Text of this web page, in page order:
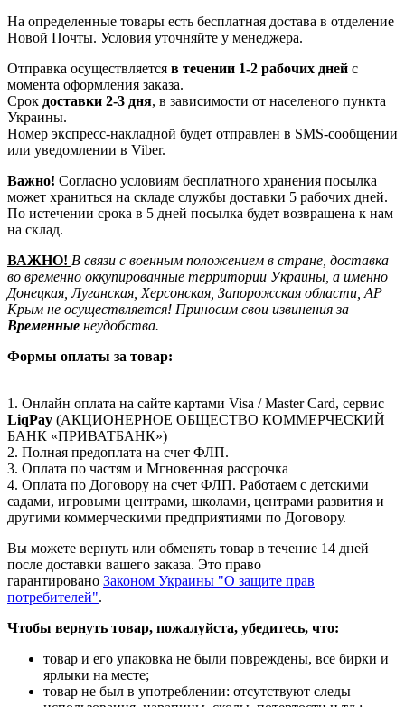
На определенные товары есть бесплатная достава в отделение
Новой Почты. Условия уточняйте у менеджера.
Отправка осуществляется в течении 1-2 рабочих дней с
момента оформления заказа.
Срок доставки 2-3 дня, в зависимости от населеного пункта
Украины.
Номер экспресс-накладной будет отправлен в SMS-сообщении
или уведомлении в Viber.
Важно! Согласно условиям бесплатного хранения посылка
может храниться на складе службы доставки 5 рабочих дней.
По истечении срока в 5 дней посылка будет возвращена к нам
на склад.
ВАЖНО! В связи с военным положением в стране, доставка
во временно оккупированные территории Украины, а именно
Донецкая, Луганская, Херсонская, Запорожская области, АР
Крым не осуществляется! Приносим свои извинения за
Временные неудобства.
Формы оплаты за товар:
1. Онлайн оплата на сайте картами Visa / Master Card, сервис
LiqPay (АКЦИОНЕРНОЕ ОБЩЕСТВО КОММЕРЧЕСКИЙ
БАНК «ПРИВАТБАНК»)
2. Полная предоплата на счет ФЛП.
3. Оплата по частям и Мгновенная рассрочка
4. Оплата по Договору на счет ФЛП. Работаем с детскими
садами, игровыми центрами, школами, центрами развития и
другими коммерческими предприятиями по Договору.
Вы можете вернуть или обменять товар в течение 14 дней
после доставки вашего заказа. Это право
гарантировано Законом Украины "О защите прав
потребителей".
Чтобы вернуть товар, пожалуйста, убедитесь, что:
товар и его упаковка не были повреждены, все бирки и
ярлыки на месте;
товар не был в употреблении: отсутствуют следы